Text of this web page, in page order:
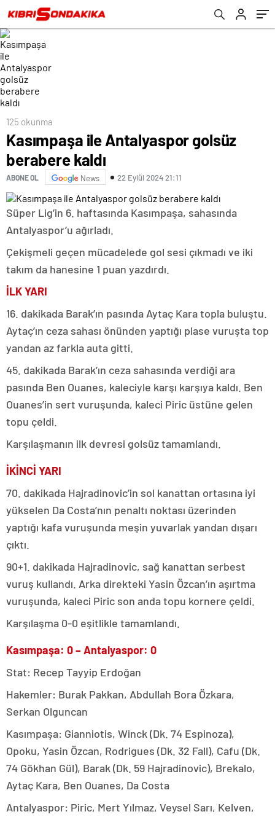
125 okunma
Kasımpaşa ile Antalyaspor golsüz
berabere kaldı
ABONE OL News 22 Eylül 2024 21:11
Süper Lig’in 6. haftasında Kasımpaşa, sahasında
Antalyaspor’u ağırladı.
Çekişmeli geçen mücadelede gol sesi çıkmadı ve iki
takım da hanesine 1 puan yazdırdı.
İLK YARI
16. dakikada Barak’ın pasında Aytaç Kara topla buluştu.
Aytaç’ın ceza sahası önünden yaptığı plase vuruşta top
yandan az farkla auta gitti.
45. dakikada Barak’ın ceza sahasında verdiği ara
pasında Ben Ouanes, kaleciyle karşı karşıya kaldı. Ben
Ouanes’in sert vuruşunda, kaleci Piric üstüne gelen
topu çeldi.
Karşılaşmanın ilk devresi golsüz tamamlandı.
İKİNCİ YARI
70. dakikada Hajradinovic’in sol kanattan ortasına iyi
yükselen Da Costa’nın penaltı noktası üzerinden
yaptığı kafa vuruşunda meşin yuvarlak yandan dışarı
çıktı.
90+1. dakikada Hajradinovic, sağ kanattan serbest
vuruş kullandı. Arka direkteki Yasin Özcan’ın aşırtma
vuruşunda, kaleci Piric son anda topu kornere çeldi.
Karşılaşma 0-0 eşitlikle tamamlandı.
Kasımpaşa: 0 – Antalyaspor: 0
Stat: Recep Tayyip Erdoğan
Hakemler: Burak Pakkan, Abdullah Bora Özkara,
Serkan Olguncan
Kasımpaşa: Gianniotis, Winck (Dk. 74 Espinoza),
Opoku, Yasin Özcan, Rodrigues (Dk. 32 Fall), Cafu (Dk.
74 Gökhan Gül), Barak (Dk. 59 Hajradinovic), Brekalo,
Aytaç Kara, Ben Ouanes, Da Costa
Antalyaspor: Piric, Mert Yılmaz, Veysel Sarı, Kelven,